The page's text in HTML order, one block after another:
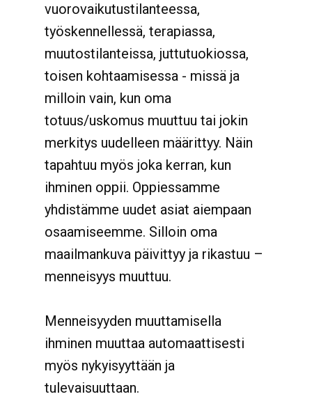
vuorovaikutustilanteessa,
työskennellessä, terapiassa,
muutostilanteissa, juttutuokiossa,
toisen kohtaamisessa - missä ja
milloin vain, kun oma
totuus/uskomus muuttuu tai jokin
merkitys uudelleen määrittyy. Näin
tapahtuu myös joka kerran, kun
ihminen oppii. Oppiessamme
yhdistämme uudet asiat aiempaan
osaamiseemme. Silloin oma
maailmankuva päivittyy ja rikastuu –
menneisyys muuttuu.
Menneisyyden muuttamisella
ihminen muuttaa automaattisesti
myös nykyisyyttään ja
tulevaisuuttaan.